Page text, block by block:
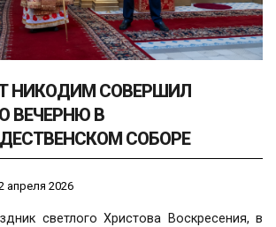
НИКОДИМ СОВЕРШИЛ
ВЕЧЕРНЮ В
СОБОРЕ
апреля 2026
светлого Христова Воскресения, в